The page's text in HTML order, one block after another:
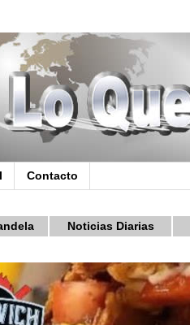
Contacto
Noticias Diarias